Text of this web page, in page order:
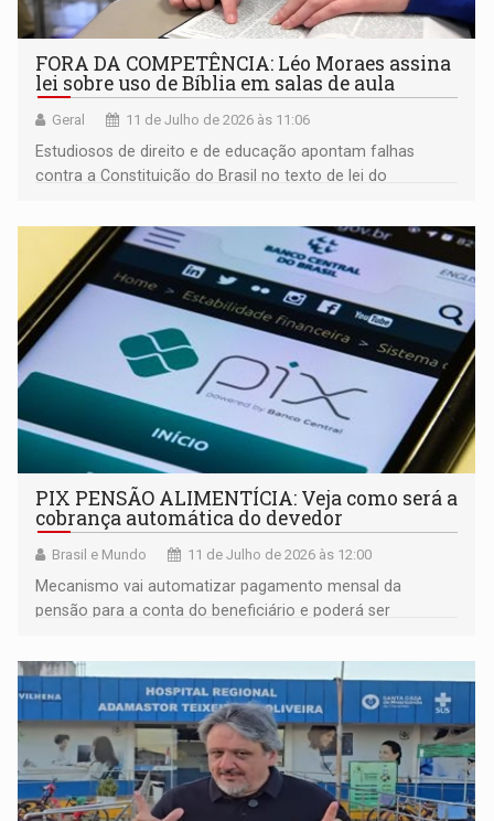
FORA DA COMPETÊNCIA: Léo Moraes assina
lei sobre uso de Bíblia em salas de aula
Geral 11 de Julho de 2026 às 11:06
Estudiosos de direito e de educação apontam falhas
contra a Constituição do Brasil no texto de lei do
PIX PENSÃO ALIMENTÍCIA: Veja como será a
cobrança automática do devedor
Brasil e Mundo 11 de Julho de 2026 às 12:00
Mecanismo vai automatizar pagamento mensal da
pensão para a conta do beneficiário e poderá ser
medida